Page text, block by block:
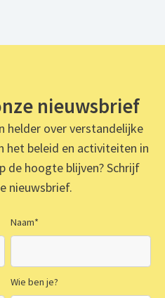
nieuwsbrief
helder over verstandelijke
het beleid en activiteiten in
de hoogte blijven? Schrijf
nieuwsbrief.
Naam*
Wie ben je?